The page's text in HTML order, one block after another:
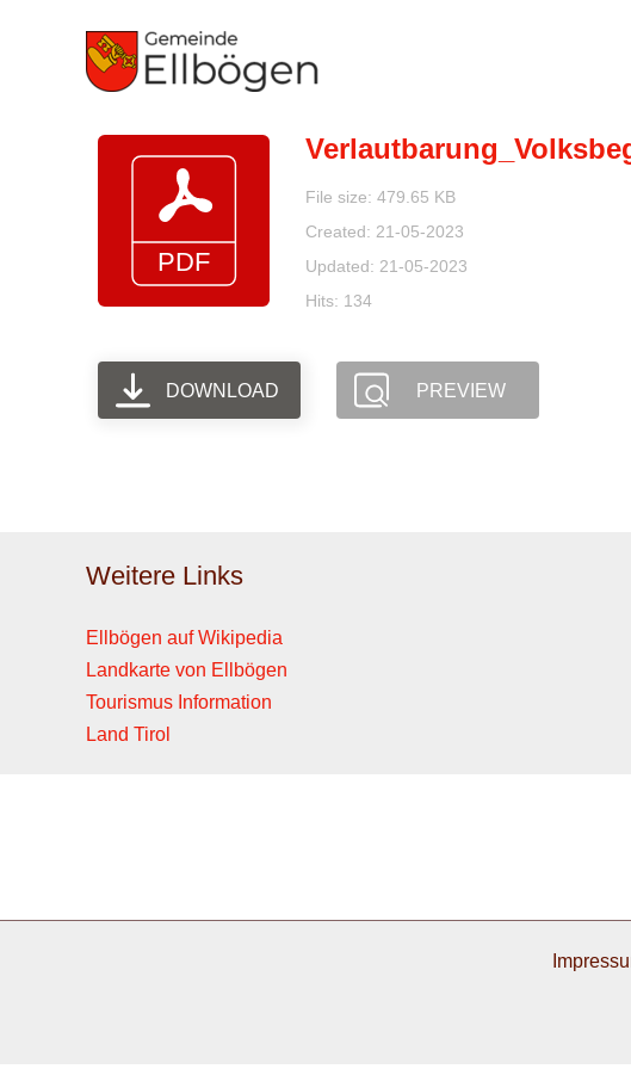
File size: 479.65 KB
Created: 21-05-2023
Updated: 21-05-2023
Hits: 134
DOWNLOAD PREVIEW
Weitere Links
Ellbögen auf Wikipedia
Landkarte von Ellbögen
Tourismus Information
Land Tirol